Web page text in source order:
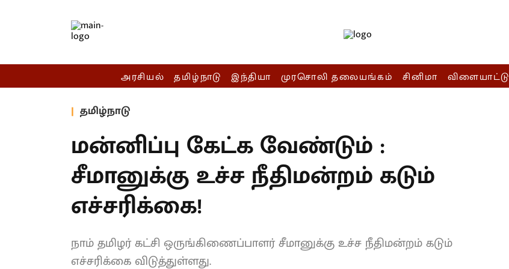
அரசியல் தமிழ்நாடு இந்தியா முரசொலி தலையங்கம் சினிமா விளையாட்டு
தமிழ்நாடு
மன்னிப்பு கேட்க வேண்டும் :
சீமானுக்கு உச்ச நீதிமன்றம் கடும்
எச்சரிக்கை!
நாம் தமிழர் கட்சி ஒருங்கிணைப்பாளர் சீமானுக்கு உச்ச நீதிமன்றம் கடும்
எச்சரிக்கை விடுத்துள்ளது.